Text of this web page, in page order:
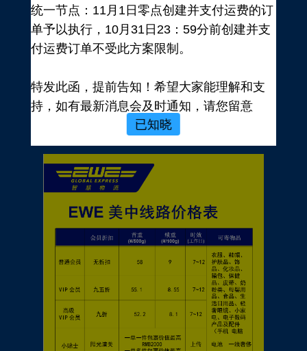
登录
注册新手有礼
价格表
统一节点：11月1日零点创建并支付运费的订
单予以执行，10月31日23：59分前创建并支
付运费订单不受此方案限制。
特发此函，提前告知！希望大家能理解和支
持，如有最新消息会及时通知，请您留意
EWE转运官网公告，再次感谢您的配合与支
持！
EWE US EXPRESS INC.
2023年10月19日
已知晓